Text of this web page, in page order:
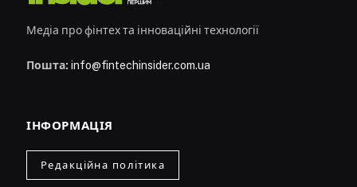
Медіа про фінтех та інноваційні технології
Пошта: info@fintechinsider.com.ua
ІНФОРМАЦІЯ
Редакційна політика